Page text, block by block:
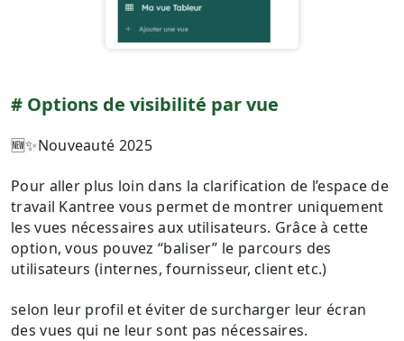
Options de visibilité par vue
🆕✨Nouveauté 2025
Pour aller plus loin dans la clarification de l’espace de
travail Kantree vous permet de montrer uniquement
les vues nécessaires aux utilisateurs. Grâce à cette
option, vous pouvez “baliser” le parcours des
utilisateurs (internes, fournisseur, client etc.)
selon leur profil et éviter de surcharger leur écran
des vues qui ne leur sont pas nécessaires.